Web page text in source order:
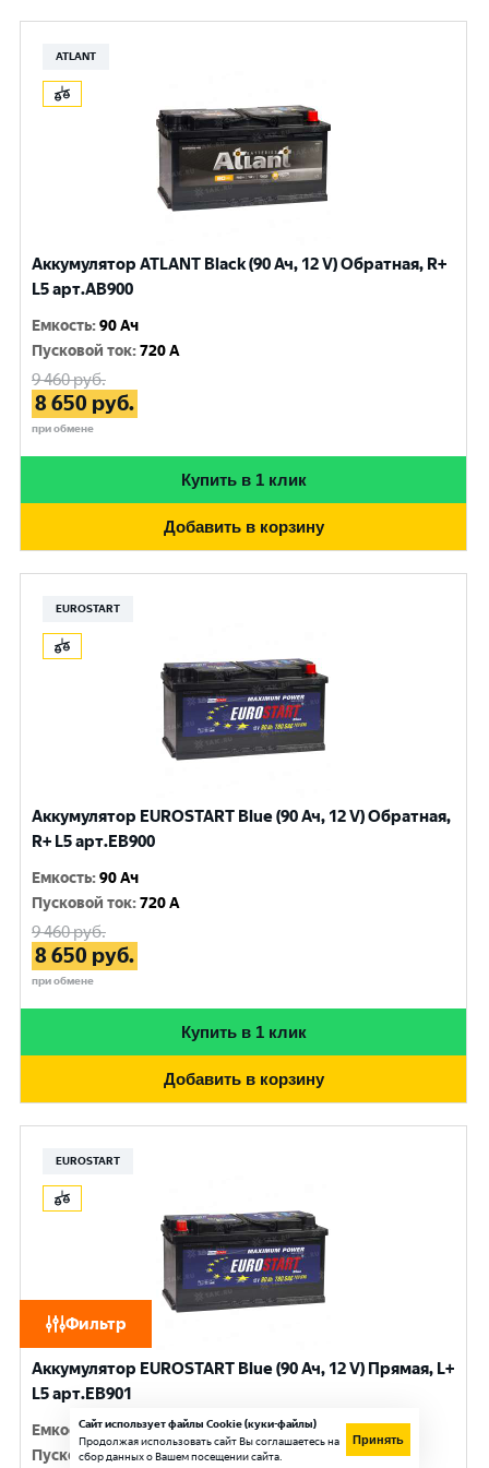
Фильтр
ATLANT
Аккумулятор ATLANT Black (90 Ач, 12 V) Обратная, R+
L5 арт.AB900
Емкость:90 Ач
Пусковой ток:720 A
9 460руб.
8 650 руб.
при обмене
Купить в 1 клик
Добавить в корзину
EUROSTART
Аккумулятор EUROSTART Blue (90 Ач, 12 V) Обратная,
R+ L5 арт.EB900
Емкость:90 Ач
Пусковой ток:720 A
9 460руб.
8 650 руб.
при обмене
Купить в 1 клик
Добавить в корзину
EUROSTART
Аккумулятор EUROSTART Blue (90 Ач, 12 V) Прямая, L+
L5 арт.EB901
Емкость:90 Ач
Пусковой ток:720 A
Сайт использует файлы Cookie (куки-файлы)
Продолжая использовать сайт Вы соглашаетесь на
сбор данных о Вашем посещении сайта.
Принять